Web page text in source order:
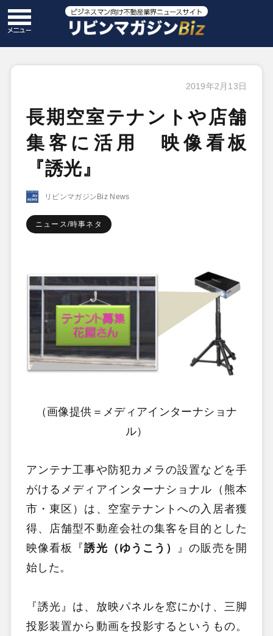
2019年2月13日
長期空室テナントや店舗
集客に活用 映像看板
『誘光』
リビンマガジンBiz News
ニュース/時事ネタ
（画像提供＝メディアインターナショナ
ル）
アンテナ工事や防犯カメラの設置などを手
がけるメディアインターナショナル（熊本
市・東区）は、空室テナントへの入居者獲
得、店舗型不動産会社の集客を目的とした
映像看板『誘光（ゆうこう） 』の販売を開
始した。
『誘光』は、放映パネルを窓にかけ、三脚
投影装置から動画を投影するというもの。